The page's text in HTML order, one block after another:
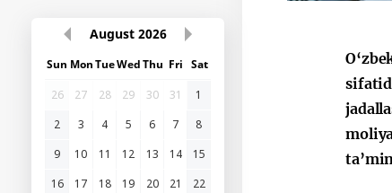
August 2026
Sun MonTueWedThu Fri Sat
26
27 28 29 30 31
1
2
3 4 5 6 7
8
9
10 11 12 13 14
15
16
17 18 19 20 21
22